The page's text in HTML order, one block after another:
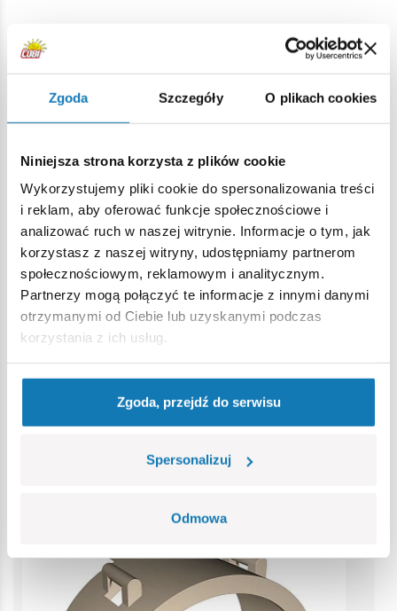
Zgoda Szczegóły O plikach cookies
Niniejsza strona korzysta z plików cookie
Wykorzystujemy pliki cookie do spersonalizowania treści
i reklam, aby oferować funkcje społecznościowe i
analizować ruch w naszej witrynie. Informacje o tym, jak
korzystasz z naszej witryny, udostępniamy partnerom
społecznościowym, reklamowym i analitycznym.
Partnerzy mogą połączyć te informacje z innymi danymi
otrzymanymi od Ciebie lub uzyskanymi podczas
korzystania z ich usług.
Zgoda, przejdź do serwisu
Spersonalizuj
Odmowa
Opis
Lokalizacja produktu:
Ostrzeżenie
Nieodpowiednie dla dzieci w wieku poniżej 3 lat. Zawiera
małe części, które mogą zostać połknięte lub wchłonięte
(ryzyko zadławienia). Zalecamy zachowanie opakowania w
celach informacyjnych. Zachowuje się prawo do zmiany
kolorów i szczegółów technicznych.
Bestsellery w kategorii